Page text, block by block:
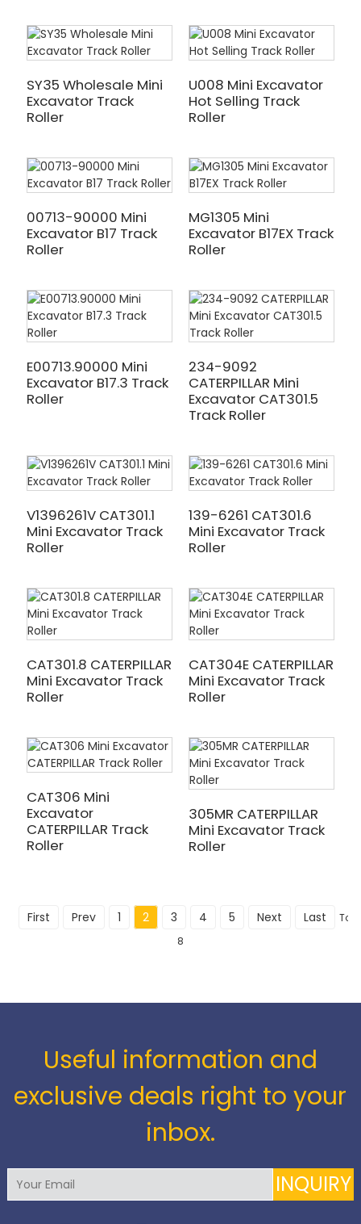
SY35 Wholesale Mini
Excavator Track
Roller
U008 Mini Excavator
Hot Selling Track
Roller
00713-90000 Mini
Excavator B17 Track
Roller
MG1305 Mini
Excavator B17EX Track
Roller
E00713.90000 Mini
Excavator B17.3 Track
Roller
234-9092
CATERPILLAR Mini
Excavator CAT301.5
Track Roller
V1396261V CAT301.1
Mini Excavator Track
Roller
139-6261 CAT301.6
Mini Excavator Track
Roller
CAT301.8 CATERPILLAR
Mini Excavator Track
Roller
CAT304E CATERPILLAR
Mini Excavator Track
Roller
CAT306 Mini
Excavator
CATERPILLAR Track
Roller
305MR CATERPILLAR
Mini Excavator Track
Roller
First Prev 1 2 3 4 5 Next Last
8
Useful information and
exclusive deals right to your
inbox.
INQUIRY